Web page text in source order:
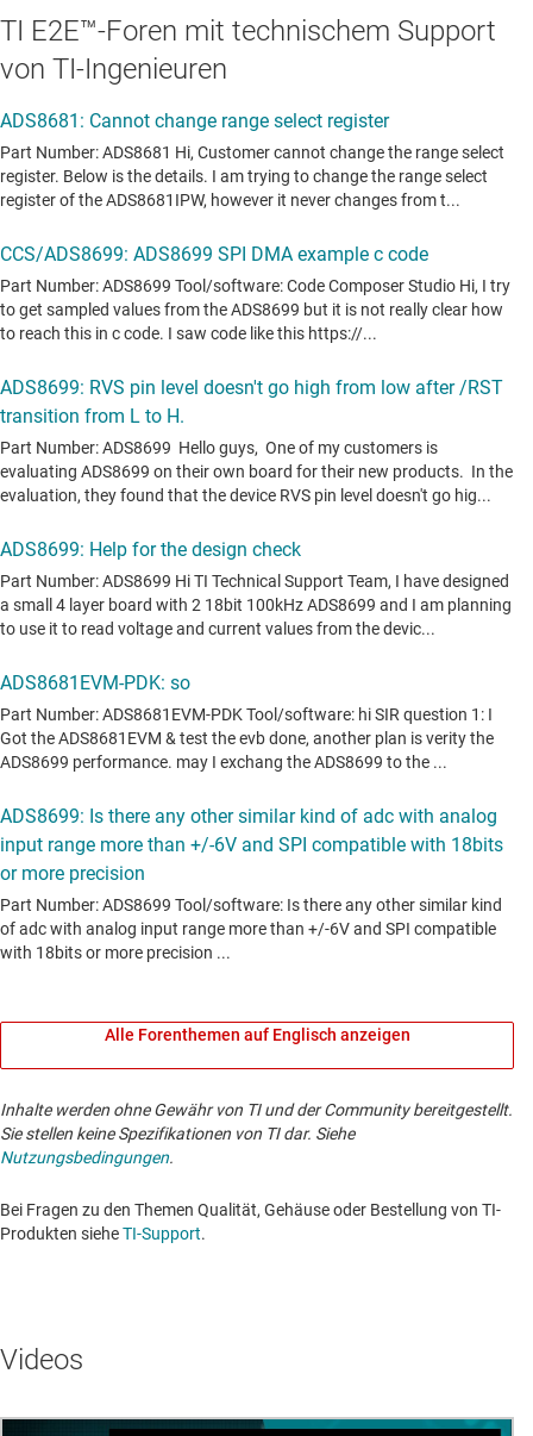
TI E2E™-Foren mit technischem Support
von TI-Ingenieuren
Alle Forenthemen auf Englisch anzeigen
Inhalte werden ohne Gewähr von TI und der Community bereitgestellt.
Sie stellen keine Spezifikationen von TI dar. Siehe
Nutzungsbedingungen.
Bei Fragen zu den Themen Qualität, Gehäuse oder Bestellung von TI-
Produkten sieheTI-Support. ​​​​​​​​​​​​​​
Videos